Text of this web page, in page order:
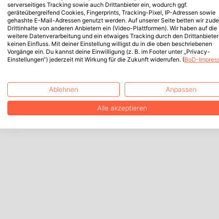
serverseitiges Tracking sowie auch Drittanbieter ein, wodurch ggf.
geräteübergreifend Cookies, Fingerprints, Tracking-Pixel, IP-Adressen sowie
gehashte E-Mail-Adressen genutzt werden. Auf unserer Seite betten wir
Drittinhalte von anderen Anbietern ein (Video-Plattformen). Wir haben auf die
weitere Datenverarbeitung und ein etwaiges Tracking durch den Drittanbieter
keinen Einfluss. Mit deiner Einstellung willigst du in die oben beschriebenen
Vorgänge ein. Du kannst deine Einwilligung (z. B. im Footer unter „Privacy-
Einstellungen“) jederzeit mit Wirkung für die Zukunft widerrufen. (BoD-
Ablehnen Anpassen
Alle akzeptieren